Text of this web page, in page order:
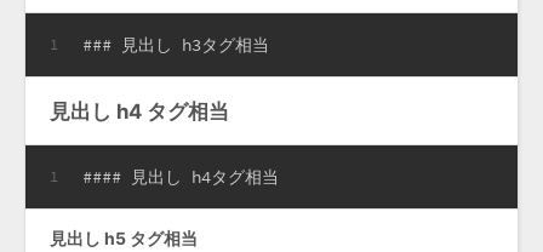
1 ### 見出し h3タグ相当
見出し h4 タグ相当
1 #### 見出し h4タグ相当
見出し h5 タグ相当